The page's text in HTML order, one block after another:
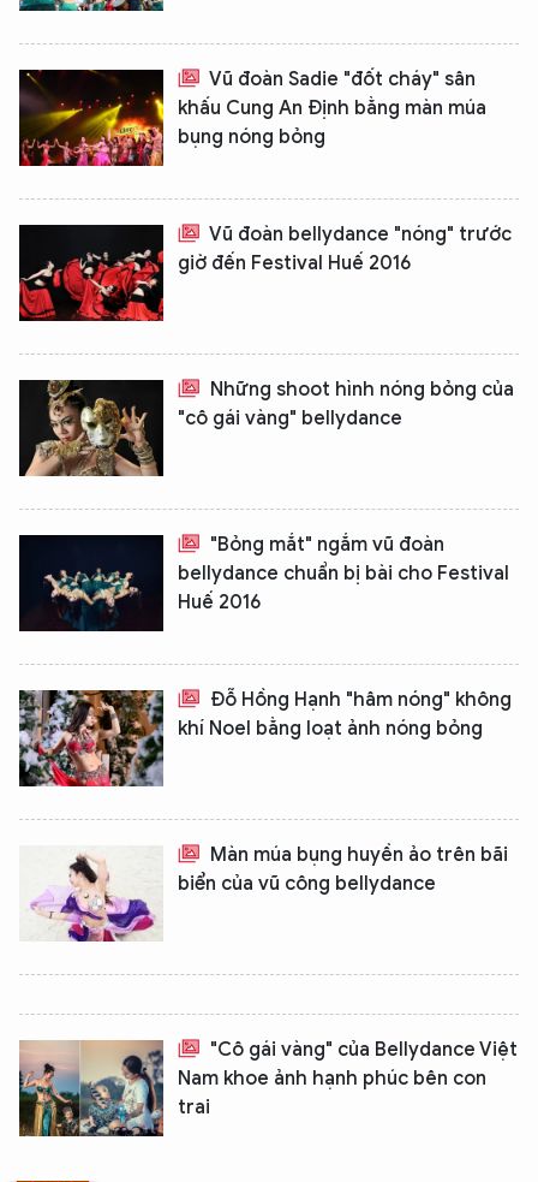
Vũ đoàn Sadie "đốt cháy" sân
khấu Cung An Định bằng màn múa
bụng nóng bỏng
Vũ đoàn bellydance "nóng" trước
giờ đến Festival Huế 2016
Những shoot hình nóng bỏng của
"cô gái vàng" bellydance
"Bỏng mắt" ngắm vũ đoàn
bellydance chuẩn bị bài cho Festival
Huế 2016
Đỗ Hồng Hạnh "hâm nóng" không
khí Noel bằng loạt ảnh nóng bỏng
Màn múa bụng huyền ảo trên bãi
biển của vũ công bellydance
"Cô gái vàng" của Bellydance Việt
Nam khoe ảnh hạnh phúc bên con
trai
XIN CHÀO,
TÔI LÀ CHATBOT CỦA
Hãy hỏi tôi bất kỳ điều gì bạn cần biết về
An Ninh Thủ Đô nhé. Tôi sẵn sàng hỗ trợ!